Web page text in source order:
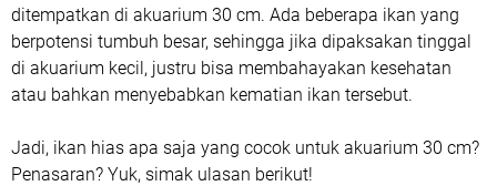
ditempatkan di akuarium 30 cm. Ada beberapa ikan yang
berpotensi tumbuh besar, sehingga jika dipaksakan tinggal
di akuarium kecil, justru bisa membahayakan kesehatan
atau bahkan menyebabkan kematian ikan tersebut.
Jadi, ikan hias apa saja yang cocok untuk akuarium 30 cm?
Penasaran? Yuk, simak ulasan berikut!